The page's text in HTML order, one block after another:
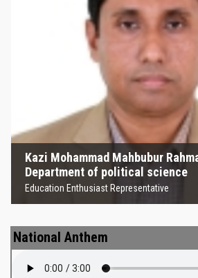
Kazi Mohammad Mahbubur
Department of political science
Education Enthusiast Representative
Kazi Mohammad
Rahma্‌n , professor,
of political
Education Enthusiast
National Anthem